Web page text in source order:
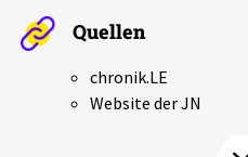
Quellen
chronik.LE
Website der JN